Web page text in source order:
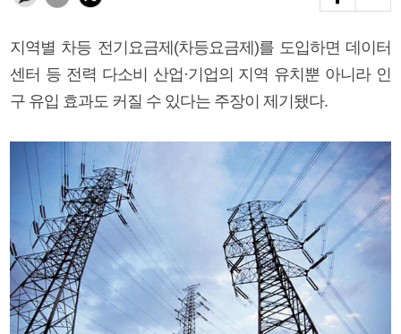
지역별 차등 전기요금제(차등요금제)를 도입하면 데이터
센터 등 전력 다소비 산업·기업의 지역 유치뿐 아니라 인
구 유입 효과도 커질 수 있다는 주장이 제기됐다.